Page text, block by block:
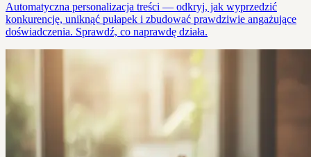
Automatyczna personalizacja treści — odkryj, jak wyprzedzić
konkurencję, uniknąć pułapek i zbudować prawdziwie angażujące
doświadczenia. Sprawdź, co naprawdę działa.